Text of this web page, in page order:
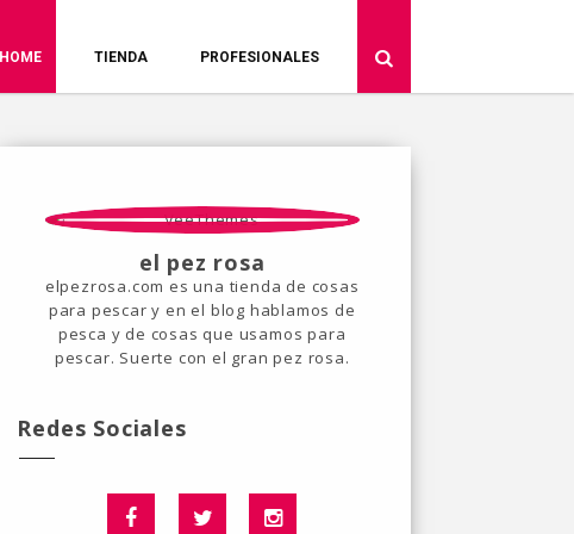
HOME TIENDA PROFESIONALES
el pez rosa
elpezrosa.com es una tienda de cosas
para pescar y en el blog hablamos de
pesca y de cosas que usamos para
pescar. Suerte con el gran pez rosa.
Redes Sociales